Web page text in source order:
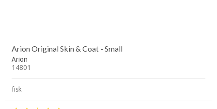
Arion Original Skin & Coat - Small
Arion
14801
fisk